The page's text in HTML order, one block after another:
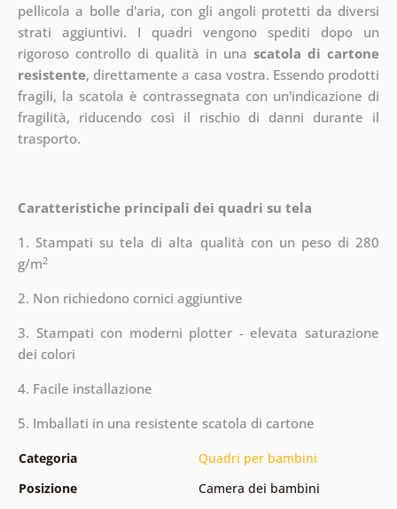
pellicola a bolle d'aria, con gli angoli protetti da diversi
strati aggiuntivi. I quadri vengono spediti dopo un
rigoroso controllo di qualità in unascatola di cartone
resistente, direttamente a casa vostra. Essendo prodotti
fragili, la scatola è contrassegnata con un'indicazione di
fragilità, riducendo così il rischio di danni durante il
trasporto.
Caratteristiche principali dei quadri su tela
1. Stampati su tela di alta qualità con un peso di 280
g/m2
2. Non richiedono cornici aggiuntive
3. Stampati con moderni plotter - elevata saturazione
dei colori
4. Facile installazione
5. Imballati in una resistente scatola di cartone
Categoria
Quadri per bambini
Posizione
Camera dei bambini